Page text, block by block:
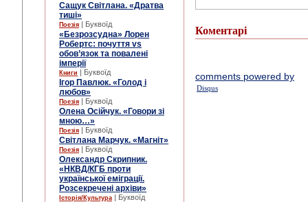
Сащук Світлана. «Дратва
тиші»
Поезія | Буквоїд
«Безрозсудна» Лорен
Робертс: почуття vs
обов’язок та повалені
імперії
Книги | Буквоїд
Ігор Павлюк. «Голод і
любов»
Поезія | Буквоїд
Олена Осійчук. «Говори зі
мною…»
Поезія | Буквоїд
Світлана Марчук. «Магніт»
Поезія | Буквоїд
Олександр Скрипник.
«НКВД/КГБ проти
української еміграції.
Розсекречені архіви»
Історія/Культура | Буквоїд
Коментарі
comments powered by
Disqus